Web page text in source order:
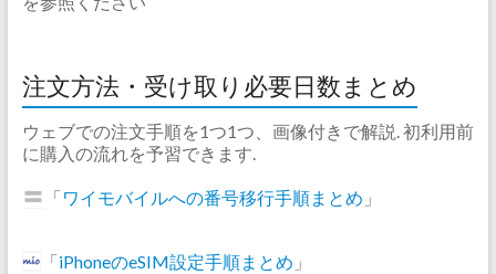
注文方法・受け取り必要日数まとめ
ウェブでの注文手順を1つ1つ、画像付きで解説. 初利用前
に購入の流れを予習できます.
「ワイモバイルへの番号移行手順まとめ 」
「iPhoneのeSIM設定手順まとめ 」